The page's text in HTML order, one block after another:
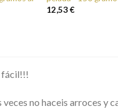
12,53 €
fácil!!!
veces no haceis arroces y